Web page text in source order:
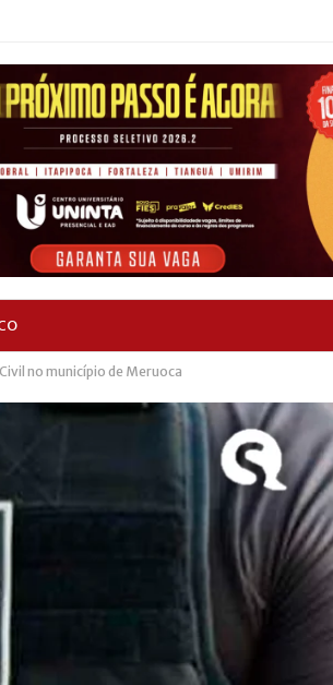
no município de Meruoca